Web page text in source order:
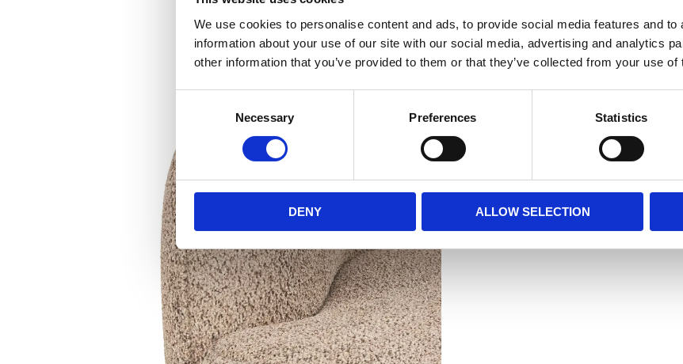
We use cookies to personalise content and ads, to provide social media features and
information about your use of our site with our social media, advertising and analytics
other information that you’ve provided to them or that they’ve collected from your use
Necessary Preferences Statistics
DENY ALLOW SELECTION